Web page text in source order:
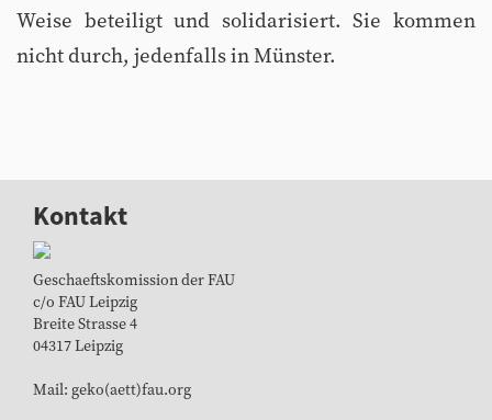
Weise beteiligt und solidarisiert. Sie kommen
nicht durch, jedenfalls in Münster.
Kontakt
Geschaeftskomission der FAU
c/o FAU Leipzig
Breite Strasse 4
04317 Leipzig
Mail: geko(aett)fau.org